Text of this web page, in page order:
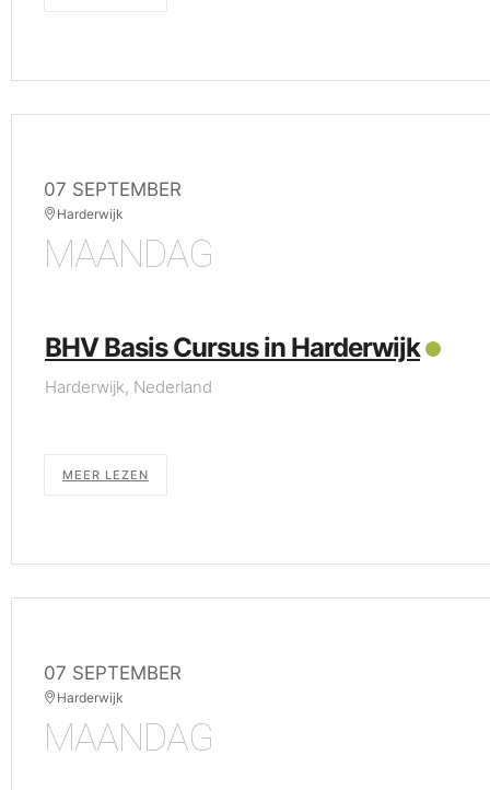
07 SEPTEMBER
Harderwijk
MAANDAG
BHV Basis Cursus in Harderwijk
Harderwijk, Nederland
MEER LEZEN
07 SEPTEMBER
Harderwijk
MAANDAG